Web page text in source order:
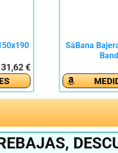
31,62 €
SáBana